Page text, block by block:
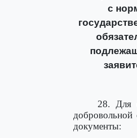
с
28. Для
добровольной
документы: